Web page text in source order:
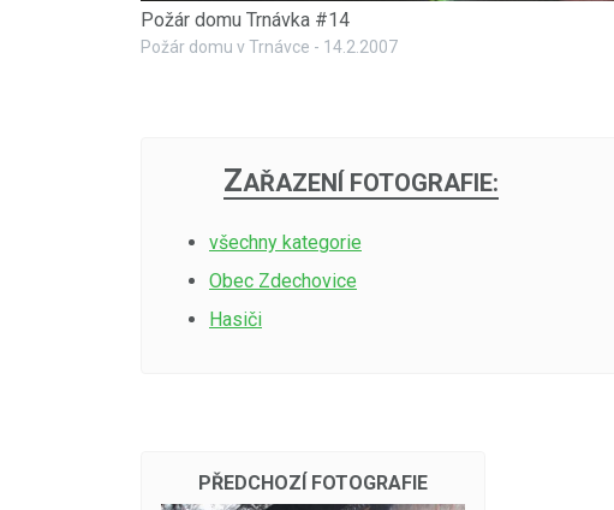
Požár domu Trnávka #14
Požár domu v Trnávce - 14.2.2007
ZAŘAZENÍ FOTOGRAFIE:
všechny kategorie
Obec Zdechovice
Hasiči
PŘEDCHOZÍ FOTOGRAFIE